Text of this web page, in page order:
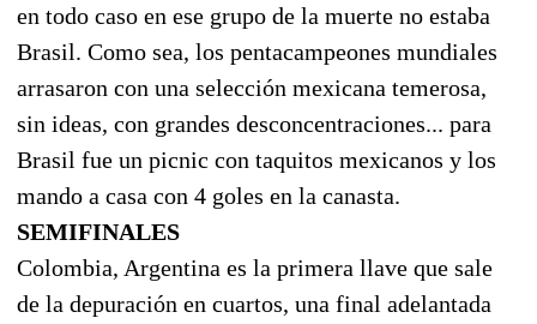
en todo caso en ese grupo de la muerte no estaba
Brasil. Como sea, los pentacampeones mundiales
arrasaron con una selección mexicana temerosa,
sin ideas, con grandes desconcentraciones... para
Brasil fue un picnic con taquitos mexicanos y los
mando a casa con 4 goles en la canasta.
SEMIFINALES
Colombia, Argentina es la primera llave que sale
de la depuración en cuartos, una final adelantada